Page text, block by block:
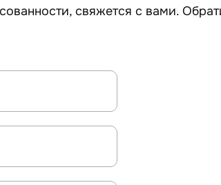
свяжется с вами.